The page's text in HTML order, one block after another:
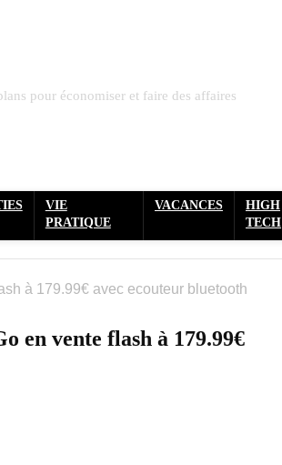
pour économiser et faire des affaires
VIE
PRATIQUE
VACANCES
HIGH
TECH
à 179.99€ avec ecouteur bluetooth
en vente flash à 179.99€